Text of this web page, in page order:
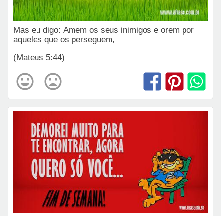
Mas eu digo: Amem os seus inimigos e orem por
aqueles que os perseguem,
(Mateus 5:44)